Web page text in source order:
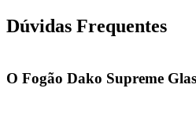
Dúvidas Frequentes
O Fogão Dako Supreme